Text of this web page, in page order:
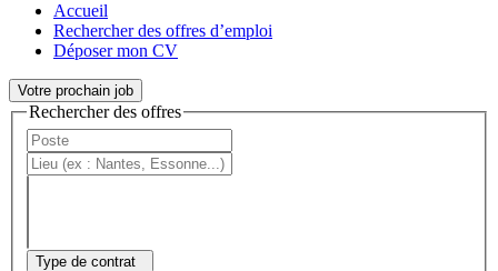
Accueil
Rechercher des offres d’emploi
Déposer mon CV
Votre prochain job
Rechercher des offres
Type de contrat